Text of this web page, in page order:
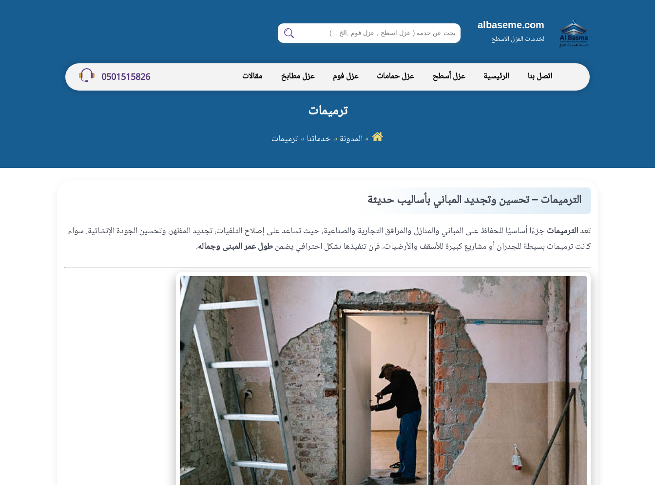
albaseme.com
لخدمات العزل الاسطح
ابحث
في
شركة
البسمة
ابحث
اتصل بنا الرئيسية عزل أسطح عزل حمامات عزل فوم عزل مطابخ مقالات 0501515826
ترميمات
المدونة خدماتنا ترميمات
الترميمات – تحسين وتجديد المباني بأساليب حديثة
تعدالترميمات جزءًا أساسيًا للحفاظ على المباني والمنازل والمرافق التجارية والصناعية، حيث تساعد على إصلاح التلفيات، تجديد المظهر، وتحسين الجودة الإنشائية. سواء
كانت ترميمات بسيطة للجدران أو مشاريع كبيرة للأسقف والأرضيات، فإن تنفيذها بشكل احترافي يضمنطول عمر المبنى وجماله.